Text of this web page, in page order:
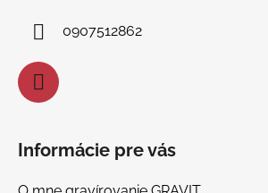
0907512862
Informácie pre vás